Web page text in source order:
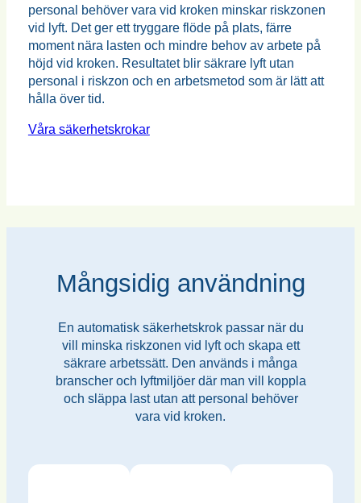
personal behöver vara vid kroken minskar riskzonen
vid lyft. Det ger ett tryggare flöde på plats, färre
moment nära lasten och mindre behov av arbete på
höjd vid kroken. Resultatet blir säkrare lyft utan
personal i riskzon och en arbetsmetod som är lätt att
hålla över tid.
Våra säkerhetskrokar
Mångsidig användning
En automatisk säkerhetskrok passar när du
vill minska riskzonen vid lyft och skapa ett
säkrare arbetssätt. Den används i många
branscher och lyftmiljöer där man vill koppla
och släppa last utan att personal behöver
vara vid kroken.